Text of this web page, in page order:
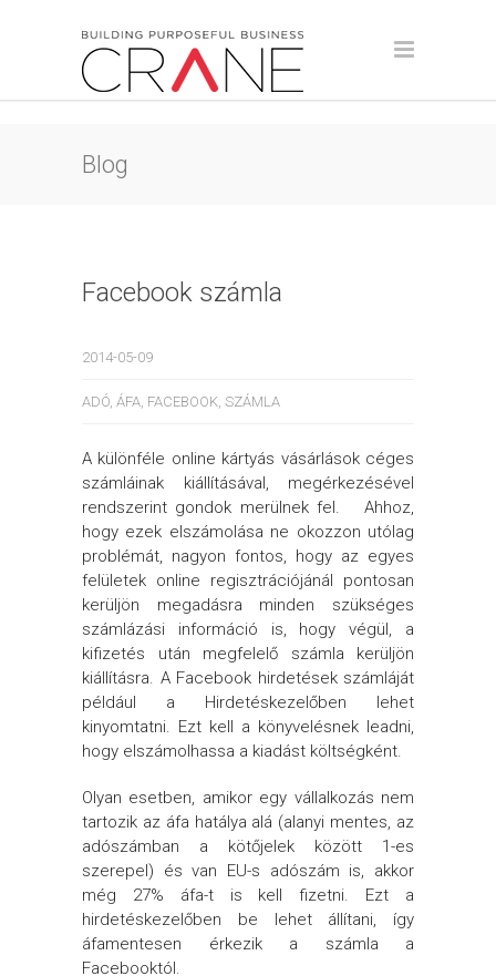
Blog
Facebook számla
2014-05-09
ADÓ, ÁFA, FACEBOOK, SZÁMLA
A különféle online kártyás vásárlások céges
számláinak kiállításával, megérkezésével
rendszerint gondok merülnek fel. Ahhoz,
hogy ezek elszámolása ne okozzon utólag
problémát, nagyon fontos, hogy az egyes
felületek online regisztrációjánál pontosan
kerüljön megadásra minden szükséges
számlázási információ is, hogy végül, a
kifizetés után megfelelő számla kerüljön
kiállításra. A Facebook hirdetések számláját
például a Hirdetéskezelőben lehet
kinyomtatni. Ezt kell a könyvelésnek leadni,
hogy elszámolhassa a kiadást költségként.
Olyan esetben, amikor egy vállalkozás nem
tartozik az áfa hatálya alá (alanyi mentes, az
adószámban a kötőjelek között 1-es
szerepel) és van EU-s adószám is, akkor
még 27% áfa-t is kell fizetni. Ezt a
hirdetéskezelőben be lehet állítani, így
áfamentesen érkezik a számla a
Facebooktól.